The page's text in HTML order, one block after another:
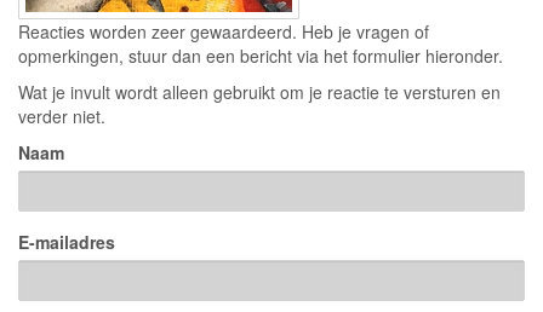
Reacties worden zeer gewaardeerd. Heb je vragen of
opmerkingen, stuur dan een bericht via het formulier hieronder.
Wat je invult wordt alleen gebruikt om je reactie te versturen en
verder niet.
Naam
E-mailadres